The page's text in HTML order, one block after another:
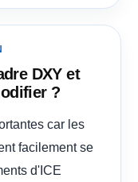
DXY et
?
car les
facilement se
d'ICE